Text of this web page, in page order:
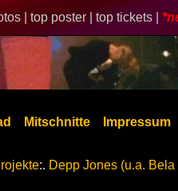
| top poster | top tickets |
Mitschnitte Impressum
:. Depp Jones (u.a.